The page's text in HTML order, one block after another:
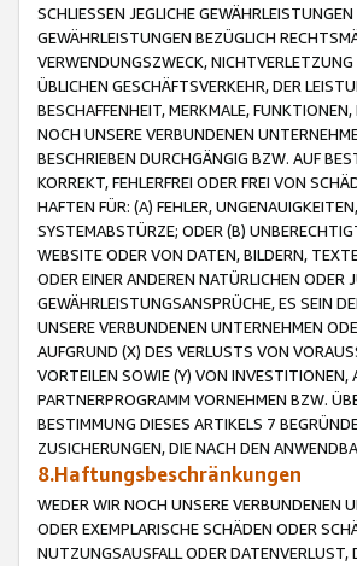
SCHLIESSEN JEGLICHE
GEWÄHRLEISTUNGEN BEZÜGLICH
VERWENDUNGSZWECK,
ÜBLICHEN GESCHÄFTSVERKEHR, DER
BESCHAFFENHEIT, MERKMALE,
NOCH UNSERE VERBUNDENEN
BESCHRIEBEN DURCHGÄNGIG BZW. AUF
KORREKT, FEHLERFREI ODER FREI VON
HAFTEN FÜR: (A) FEHLER,
SYSTEMABSTÜRZE; ODER (B)
WEBSITE ODER VON DATEN, BILDERN,
ODER EINER ANDEREN NATÜRLICHEN ODER
GEWÄHRLEISTUNGSANSPRÜCHE, ES SEIN
UNSERE VERBUNDENEN UNTERNEHMEN
AUFGRUND (X) DES VERLUSTS VON
VORTEILEN SOWIE (Y) VON INVESTITIONEN,
PARTNERPROGRAMM VORNEHMEN BZW.
BESTIMMUNG DIESES ARTIKELS 7
ZUSICHERUNGEN, DIE NACH DEN
8.Haftungsbeschränkungen
WEDER WIR NOCH UNSERE VERBUNDENEN
ODER EXEMPLARISCHE SCHÄDEN ODER
NUTZUNGSAUSFALL ODER